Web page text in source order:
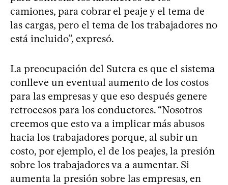
camiones, para cobrar el peaje y el tema de
las cargas, pero el tema de los trabajadores no
está incluido”, expresó.
La preocupación del Sutcra es que el sistema
conlleve un eventual aumento de los costos
para las empresas y que eso después genere
retrocesos para los conductores. “Nosotros
creemos que esto va a implicar más abusos
hacia los trabajadores porque, al subir un
costo, por ejemplo, el de los peajes, la presión
sobre los trabajadores va a aumentar. Si
aumenta la presión sobre las empresas, en